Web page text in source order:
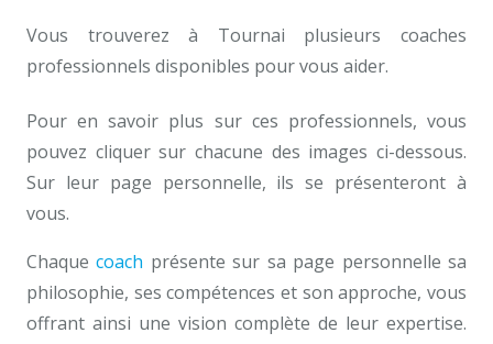
Vous trouverez à Tournai plusieurs coaches
professionnels disponibles pour vous aider.
Pour en savoir plus sur ces professionnels, vous
pouvez cliquer sur chacune des images ci-dessous.
Sur leur page personnelle, ils se présenteront à
vous.
Chaquecoach présente sur sa page personnelle sa
philosophie, ses compétences et son approche, vous
offrant ainsi une vision complète de leur expertise.